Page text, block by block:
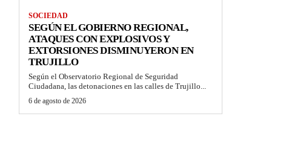
SOCIEDAD
SEGÚN EL GOBIERNO REGIONAL,
ATAQUES CON EXPLOSIVOS Y
EXTORSIONES DISMINUYERON EN
TRUJILLO
Según el Observatorio Regional de Seguridad
Ciudadana, las detonaciones en las calles de Trujillo...
6 de agosto de 2026